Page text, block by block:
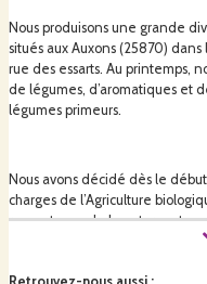
Nous produisons une grande
situés aux Auxons (25870)
rue des essarts. Au printemps,
de légumes, d’aromatiques et
légumes primeurs.
Nous avons décidé dès le
charges de l’Agriculture
respectueux de la nature, et
la matière organique telle que